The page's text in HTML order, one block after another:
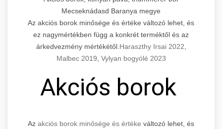
Mecseknádasd Baranya megye
Az akciós borok minősége és értéke változó lehet, és
ez nagymértékben függ a konkrét terméktől és az
árkedvezmény mértékétől. Haraszthy Irsai 2022
Malbec 2019 Vylyan bogyólé 2023
Akciós borok
Az akciós borok minősége és értéke változó lehet, és